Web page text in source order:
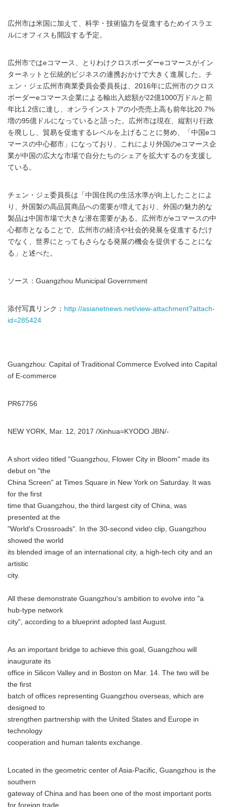
広州市は米国に加えて、科学・技術協力を促進するためイスラエ
ルにオフィスも開設する予定。
広州市ではeコマース、とりわけクロスボーダーeコマースがイン
ターネットと伝統的ビジネスの連携おかけで大きく進展した。チ
ェン・ジェ広州市商業委員会委員長は、2016年に広州市のクロス
ボーダーeコマース企業による輸出入総額が22億1000万ドルと前
年比1.2倍に達し、オンラインストアの小売売上高も前年比20.7%
増の95億ドルになっていると語った。広州市は現在、縦割り行政
を廃しし、貿易を促進するレベルを上げることに努め、「中国eコ
マースの中心都市」になっており、これにより外国のeコマース企
業が中国の広大な市場で自分たちのシェアを拡大するのを支援し
ている。
チェン・ジェ委員長は「中国住民の生活水準が向上したことによ
り、外国製の高品質商品への需要が増えており、外国の魅力的な
製品は中国市場で大きな潜在需要がある。広州市がeコマースの中
心都市となることで、広州市の経済や社会的発展を促進するだけ
でなく、世界にとってもさらなる発展の機会を提供することにな
る」と述べた。
ソース：Guangzhou Municipal Government
添付写真リンク： http://asianetnews.net/view-attachment?attach-
id=285424
Guangzhou: Capital of Traditional Commerce Evolved into Capital
of E-commerce
PR67756
NEW YORK, Mar. 12, 2017 /Xinhua=KYODO JBN/-
A short video titled "Guangzhou, Flower City in Bloom" made its
debut on "the
China Screen" at Times Square in New York on Saturday. It was
for the first
time that Guangzhou, the third largest city of China, was
presented at the
"World's Crossroads". In the 30-second video clip, Guangzhou
showed the world
its blended image of an international city, a high-tech city and an
artistic
city.
All these demonstrate Guangzhou's ambition to evolve into "a
hub-type network
city", according to a blueprint adopted last August.
As an important bridge to achieve this goal, Guangzhou will
inaugurate its
office in Silicon Valley and in Boston on Mar. 14. The two will be
the first
batch of offices representing Guangzhou overseas, which are
designed to
strengthen partnership with the United States and Europe in
technology
cooperation and human talents exchange.
Located in the geometric center of Asia-Pacific, Guangzhou is the
southern
gateway of China and has been one of the most important ports
for foreign trade